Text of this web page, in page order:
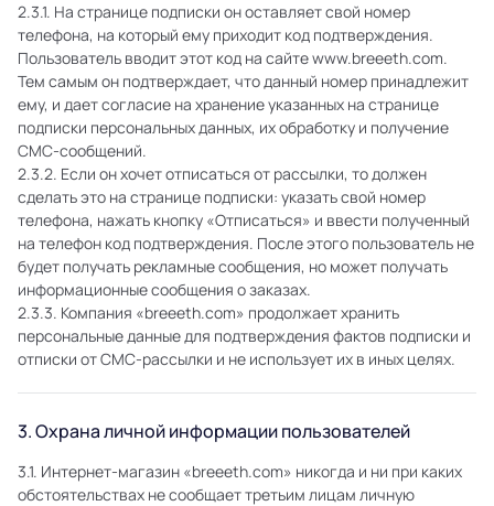
2.3.1. На странице подписки он оставляет свой номер
телефона, на который ему приходит код подтверждения.
Пользователь вводит этот код на сайте www.breeeth.com.
Тем самым он подтверждает, что данный номер принадлежит
ему, и дает согласие на хранение указанных на странице
подписки персональных данных, их обработку и получение
СМС-сообщений.
2.3.2. Если он хочет отписаться от рассылки, то должен
сделать это на странице подписки: указать свой номер
телефона, нажать кнопку «Отписаться» и ввести полученный
на телефон код подтверждения. После этого пользователь не
будет получать рекламные сообщения, но может получать
информационные сообщения о заказах.
2.3.3. Компания «breeeth.com» продолжает хранить
персональные данные для подтверждения фактов подписки и
отписки от СМС-рассылки и не использует их в иных целях.
3. Охрана личной информации пользователей
3.1. Интернет-магазин «breeeth.com» никогда и ни при каких
обстоятельствах не сообщает третьим лицам личную